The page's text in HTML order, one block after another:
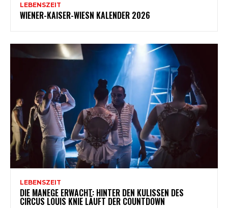
LEBENSZEIT
WIENER-KAISER-WIESN KALENDER 2026
LEBENSZEIT
DIE MANEGE ERWACHT: HINTER DEN KULISSEN DES
CIRCUS LOUIS KNIE LÄUFT DER COUNTDOWN